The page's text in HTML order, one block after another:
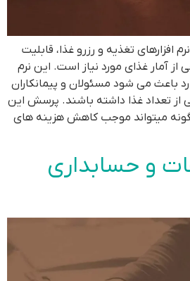
افزارهای تغذیه و رزرو غذا، قابلیت
آمار غذای مورد نیاز است. این نرم
باعث می شود مسئولان و پیمانکاران
از تعداد غذا داشته باشند. پرسش این
میتواند موجب کاهش هزینه های
و حسابداری